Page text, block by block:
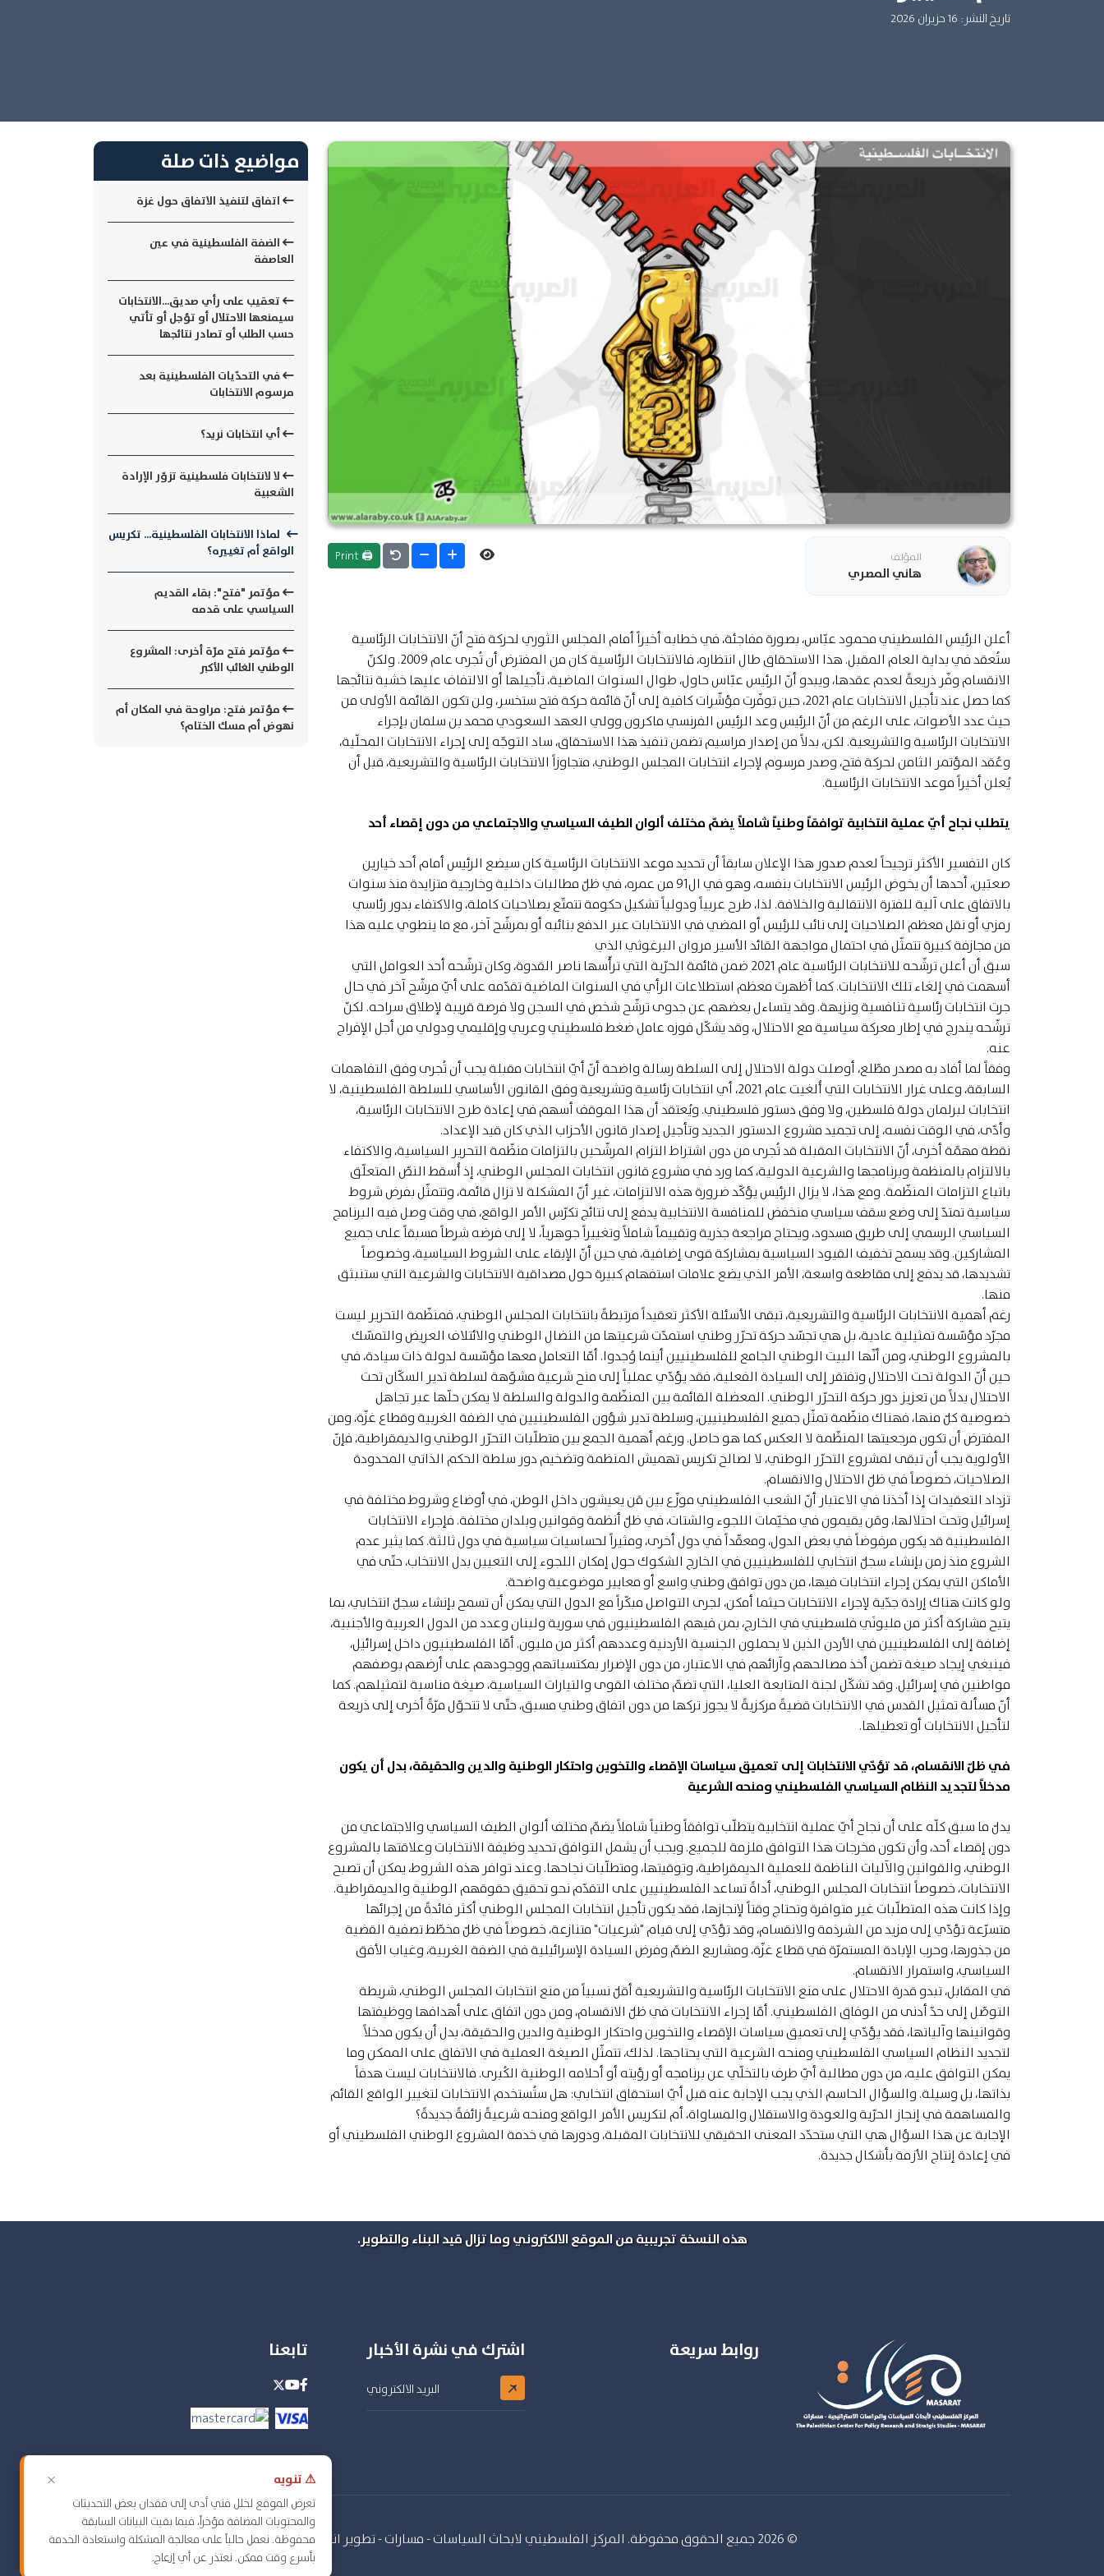
تاريخ النشر: 16 حزيران 2026
المؤلف
هاني المصري
🖨 Print
أعلن الرئيس الفلسطيني محمود عبّاس، بصورة مفاجئة، في خطابه أخيراً أمام المجلس الثوري لحركة فتح أنّ الانتخابات الرئاسية
ستُعقد في بداية العام المقبل. هذا الاستحقاق طال انتظاره، فالانتخابات الرئاسية كان من المفترض أن تُجرى عام 2009. ولكنّ
الانقسام وفّر ذريعةً لعدم عقدها، ويبدو أنّ الرئيس عبّاس حاول، طوال السنوات الماضية، تأجيلها أو الالتفاف عليها خشية نتائجها
كما حصل عند تأجيل الانتخابات عام 2021، حين توفّرت مؤشّرات كافية إلى أنّ قائمة حركة فتح ستخسر، ولن تكون القائمة الأولى من
حيث عدد الأصوات، على الرغم من أنّ الرئيس وعد الرئيس الفرنسي ماكرون وولي العهد السعودي محمد بن سلمان بإجراء
الانتخابات الرئاسية والتشريعية. لكن، بدلاً من إصدار مراسيم تضمن تنفيذ هذا الاستحقاق، ساد التوجّه إلى إجراء الانتخابات المحلّية،
وعُقد المؤتمر الثامن لحركة فتح، وصدر مرسوم لإجراء انتخابات المجلس الوطني، متجاوزاً الانتخابات الرئاسية والتشريعية، قبل أن
يُعلن أخيراً موعد الانتخابات الرئاسية.
يتطلب نجاح أيّ عملية انتخابية توافقاً وطنياً شاملاً يضمّ مختلف ألوان الطيف السياسي والاجتماعي من دون إقصاء أحد
كان التفسير الأكثر ترجيحاً لعدم صدور هذا الإعلان سابقاً أن تحديد موعد الانتخابات الرئاسية كان سيضع الرئيس أمام أحد خيارين
صعبَين، أحدها أن يخوض الرئيس الانتخابات بنفسه، وهو في ال91 من عمره، في ظلّ مطالبات داخلية وخارجية متزايدة منذ سنوات
بالاتفاق على آلية للفترة الانتقالية والخلافة. لذا، طرح عربياً ودولياً تشكيل حكومة تتمتّع بصلاحيات كاملة، والاكتفاء بدور رئاسي
رمزي أو نقل معظم الصلاحيات إلى نائب للرئيس أو المضي في الانتخابات عبر الدفع بنائبه أو بمرشّح آخر، مع ما ينطوي عليه هذا
من مجازفة كبيرة تتمثّل في احتمال مواجهة القائد الأسير مروان البرغوثي الذي
سبق أن أعلن ترشّحه للانتخابات الرئاسية عام 2021 ضمن قائمة الحرّية التي ترأّسها ناصر القدوة، وكان ترشّحه أحد العوامل التي
أسهمت في إلغاء تلك الانتخابات. كما أظهرت معظم استطلاعات الرأي في السنوات الماضية تقدّمه على أيّ مرشّح آخر في حال
جرت انتخابات رئاسية تنافسية ونزيهة. وقد يتساءل بعضهم عن جدوى ترشّح شخص في السجن ولا فرصة قريبة لإطلاق سراحه. لكنّ
ترشّحه يندرج في إطار معركة سياسية مع الاحتلال، وقد يشكّل فوزه عامل ضغط فلسطيني وعربي وإقليمي ودولي من أجل الإفراج
عنه.
وفقاً لما أفاد به مصدر مطّلع، أوصلت دولة الاحتلال إلى السلطة رسالة واضحة أنّ أيّ انتخابات مقبلة يجب أن تُجرى وفق التفاهمات
السابقة، وعلى غرار الانتخابات التي أُلغيت عام 2021، أي انتخابات رئاسية وتشريعية وفق القانون الأساسي للسلطة الفلسطينية، لا
انتخابات لبرلمان دولة فلسطين، ولا وفق دستور فلسطيني. ويُعتقد أن هذا الموقف أسهم في إعادة طرح الانتخابات الرئاسية،
وأدّى، في الوقت نفسه، إلى تجميد مشروع الدستور الجديد وتأجيل إصدار قانون الأحزاب الذي كان قيد الإعداد.
نقطة مهمّة أخرى، أنّ الانتخابات المقبلة قد تُجرى من دون اشتراط التزام المرشّحين بالتزامات منظّمة التحرير السياسية، والاكتفاء
بالالتزام بالمنظمة وبرنامجها والشرعية الدولية، كما ورد في مشروع قانون انتخابات المجلس الوطني، إذ أُسقط النصّ المتعلّق
باتباع التزامات المنظّمة. ومع هذا، لا يزال الرئيس يؤكّد ضرورة هذه الالتزامات، غير أنّ المشكلة لا تزال قائمة، وتتمثّل بفرض شروط
سياسية تمتدّ إلى وضع سقف سياسي منخفض للمنافسة الانتخابية يدفع إلى نتائج تكرّس الأمر الواقع، في وقت وصل فيه البرنامج
السياسي الرسمي إلى طريق مسدود، ويحتاج مراجعة جذرية وتقييماً شاملاً وتغييراً جوهرياً، لا إلى فرضه شرطاً مسبقاً على جميع
المشاركين. وقد يسمح تخفيف القيود السياسية بمشاركة قوى إضافية، في حين أنّ الإبقاء على الشروط السياسية، وخصوصاً
تشديدها، قد يدفع إلى مقاطعة واسعة، الأمر الذي يضع علامات استفهام كبيرة حول مصداقية الانتخابات والشرعية التي ستنبثق
منها.
رغم أهمية الانتخابات الرئاسية والتشريعية، تبقى الأسئلة الأكثر تعقيداً مرتبطةً بانتخابات المجلس الوطني، فمنظّمة التحرير ليست
مجرّد مؤسّسة تمثيلية عادية، بل هي تجسّد حركة تحرّر وطني استمدّت شرعيتها من النضال الوطني والائتلاف العريض والتمسّك
بالمشروع الوطني، ومن أنّها البيت الوطني الجامع للفلسطينيين أينما وُجدوا. أمّا التعامل معها مؤسّسة لدولة ذات سيادة، في
حين أنّ الدولة تحت الاحتلال وتفتقر إلى السيادة الفعلية، فقد يؤدّي عملياً إلى منح شرعية مشوّهة لسلطة تدير السكّان تحت
الاحتلال بدلاً من تعزيز دور حركة التحرّر الوطني. المعضلة القائمة بين المنظّمة والدولة والسلطة لا يمكن حلّها عبر تجاهل
خصوصية كلّ منها، فهناك منظّمة تمثّل جميع الفلسطينيين، وسلطة تدير شؤون الفلسطينيين في الضفة الغربية وقطاع غزّة، ومن
المفترض أن تكون مرجعيتها المنظّمة لا العكس كما هو حاصل. ورغم أهمية الجمع بين متطلّبات التحرّر الوطني والديمقراطية، فإنّ
الأولوية يجب أن تبقى لمشروع التحرّر الوطني، لا لصالح تكريس تهميش المنظمة وتضخيم دور سلطة الحكم الذاتي المحدودة
الصلاحيات، خصوصاً في ظلّ الاحتلال والانقسام.
تزداد التعقيدات إذا أخذنا في الاعتبار أنّ الشعب الفلسطيني موزّع بين مَن يعيشون داخل الوطن، في أوضاع وشروط مختلفة في
إسرائيل وتحت احتلالها، ومَن يقيمون في مخيّمات اللجوء والشتات، في ظلّ أنظمة وقوانين وبلدان مختلفة. فإجراء الانتخابات
الفلسطينية قد يكون مرفوضاً في بعض الدول، ومعقّداً في دول أخرى، ومثيراً لحساسيات سياسية في دول ثالثة. كما يثير عدم
الشروع منذ زمن بإنشاء سجلّ انتخابي للفلسطينيين في الخارج الشكوك حول إمكان اللجوء إلى التعيين بدل الانتخاب، حتّى في
الأماكن التي يمكن إجراء انتخابات فيها، من دون توافق وطني واسع أو معايير موضوعية واضحة.
ولو كانت هناك إرادة جدّية لإجراء الانتخابات حيثما أمكن، لجرى التواصل مبكّراً مع الدول التي يمكن أن تسمح بإنشاء سجلّ انتخابي، بما
يتيح مشاركة أكثر من مليونَي فلسطيني في الخارج، بمن فيهم الفلسطينيون في سورية ولبنان وعدد من الدول العربية والأجنبية،
إضافة إلى الفلسطينيين في الأردن الذين لا يحملون الجنسية الأردنية وعددهم أكثر من مليون. أمّا الفلسطينيون داخل إسرائيل،
فينبغي إيجاد صيغة تضمن أخذ مصالحهم وآرائهم في الاعتبار، من دون الإضرار بمكتسباتهم ووجودهم على أرضهم بوصفهم
مواطنين في إسرائيل. وقد تشكّل لجنة المتابعة العليا، التي تضمّ مختلف القوى والتيارات السياسية، صيغة مناسبة لتمثيلهم. كما
أنّ مسألة تمثيل القدس في الانتخابات قضيةً مركزيةً لا يجوز تركها من دون اتفاق وطني مسبق، حتّى لا تتحوّل مرّةً أخرى إلى ذريعة
لتأجيل الانتخابات أو تعطيلها.
في ظلّ الانقسام، قد تؤدّي الانتخابات إلى تعميق سياسات الإقصاء والتخوين واحتكار الوطنية والدين والحقيقة، بدل أن يكون
مدخلاً لتجديد النظام السياسي الفلسطيني ومنحه الشرعية
يدلّ ما سبق كلّه على أن نجاح أيّ عملية انتخابية يتطلّب توافقاً وطنياً شاملاً يضمّ مختلف ألوان الطيف السياسي والاجتماعي من
دون إقصاء أحد، وأن تكون مخرجات هذا التوافق ملزمة للجميع. ويجب أن يشمل التوافق تحديد وظيفة الانتخابات وعلاقتها بالمشروع
الوطني، والقوانين والآليات الناظمة للعملية الديمقراطية، وتوقيتها، ومتطلّبات نجاحها. وعند توافر هذه الشروط، يمكن أن تصبح
الانتخابات، خصوصاً انتخابات المجلس الوطني، أداةً تساعد الفلسطينيين على التقدّم نحو تحقيق حقوقهم الوطنية والديمقراطية.
وإذا كانت هذه المتطلّبات غير متوافرة وتحتاج وقتاً لإنجازها، فقد يكون تأجيل انتخابات المجلس الوطني أكثر فائدةً من إجرائها
متسرّعة تؤدّي إلى مزيد من الشرذمة والانقسام، وقد تؤدّي إلى قيام "شرعيات" متنازعة، خصوصاً في ظلّ مخطّط تصفية القضية
من جذورها، وحرب الإبادة المستمرّة في قطاع غزّة، ومشاريع الضمّ وفرض السيادة الإسرائيلية في الضفة الغربية، وغياب الأفق
السياسي، واستمرار الانقسام.
في المقابل، تبدو قدرة الاحتلال على منع الانتخابات الرئاسية والتشريعية أقلّ نسبياً من منع انتخابات المجلس الوطني، شريطة
التوصّل إلى حدّ أدنى من الوفاق الفلسطيني. أمّا إجراء الانتخابات في ظلّ الانقسام، ومن دون اتفاق على أهدافها ووظيفتها
وقوانينها وآلياتها، فقد يؤدّي إلى تعميق سياسات الإقصاء والتخوين واحتكار الوطنية والدين والحقيقة، بدل أن يكون مدخلاً
لتجديد النظام السياسي الفلسطيني ومنحه الشرعية التي يحتاجها. لذلك، تتمثّل الصيغة العملية في الاتفاق على الممكن وما
يمكن التوافق عليه، من دون مطالبة أيّ طرف بالتخلّي عن برنامجه أو رؤيته أو أحلامه الوطنية الكُبرى. فالانتخابات ليست هدفاً
بذاتها، بل وسيلة. والسؤال الحاسم الذي يجب الإجابة عنه قبل أيّ استحقاق انتخابي: هل ستُستخدم الانتخابات لتغيير الواقع القائم
والمساهمة في إنجاز الحرّية والعودة والاستقلال والمساواة، أم لتكريس الأمر الواقع ومنحه شرعيةً زائفةً جديدةً؟
الإجابة عن هذا السؤال هي التي ستحدّد المعنى الحقيقي للانتخابات المقبلة، ودورها في خدمة المشروع الوطني الفلسطيني أو
في إعادة إنتاج الأزمة بأشكال جديدة.
مواضيع ذات صلة
اتفاق لتنفيذ الاتفاق حول غزة
الضفة الفلسطينية في عين
العاصفة
تعقيب على رأي صديق...الانتخابات
سيمنعها الاحتلال أو تؤجل أو تأتي
حسب الطلب أو تصادر نتائجها
في التحدّيات الفلسطينية بعد
مرسوم الانتخابات
أي انتخابات نريد؟
لا لانتخابات فلسطينية تزوّر الإرادة
الشعبية
لماذا الانتخابات الفلسطينية... تكريس
الواقع أم تغييره؟
مؤتمر "فتح": بقاء القديم
السياسي على قدمه
مؤتمر فتح مرّة أخرى: المشروع
الوطني الغائب الأكبر
مؤتمر فتح: مراوحة في المكان أم
نهوض أم مسك الختام؟
هذه النسخة تجريبية من الموقع الالكتروني وما تزال قيد البناء والتطوير.
روابط سريعة اشترك في نشرة الأخبار تابعنا
© 2026 جميع الحقوق محفوظة. المركز الفلسطيني لابحاث السياسات - مسارات - تطوير انترتك.
⚠ تنويه ×
تعرض الموقع لخلل فني أدى إلى فقدان بعض التحديثات
والمحتويات المضافة مؤخراً، فيما بقيت البيانات السابقة
محفوظة. نعمل حالياً على معالجة المشكلة واستعادة الخدمة
بأسرع وقت ممكن. نعتذر عن أي إزعاج.